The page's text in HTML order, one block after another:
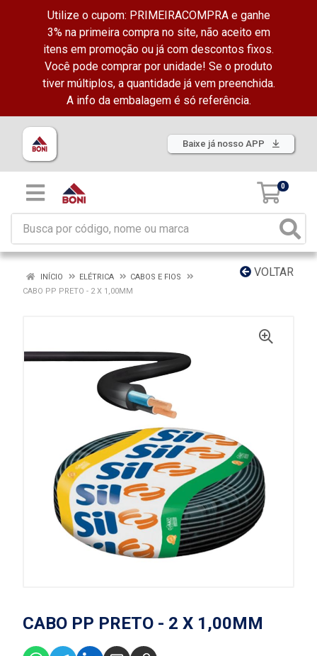
Utilize o cupom: PRIMEIRACOMPRA e ganhe
3% na primeira compra no site, não aceito em
itens em promoção ou já com descontos fixos.
Você pode comprar por unidade! Se o produto
tiver múltiplos, a quantidade já vem preenchida.
A info da embalagem é só referência.
Baixe já nosso APP
0
VOLTAR
INÍCIO ELÉTRICA
CABOS E FIOS
CABO PP PRETO - 2 X 1,00MM
CABO PP PRETO - 2 X 1,00MM